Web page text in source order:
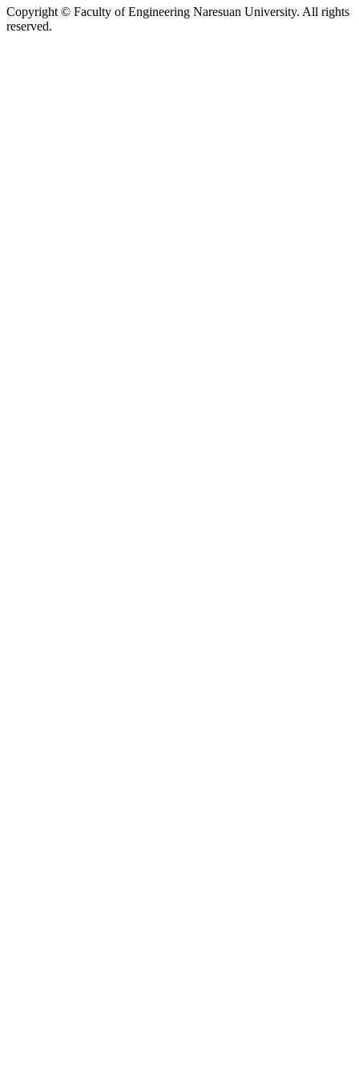
Copyright © Faculty of Engineering Naresuan University. All rights
reserved.